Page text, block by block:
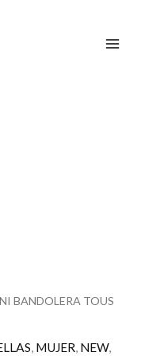
BANDOLERA TOUS
, MUJER, NEW,